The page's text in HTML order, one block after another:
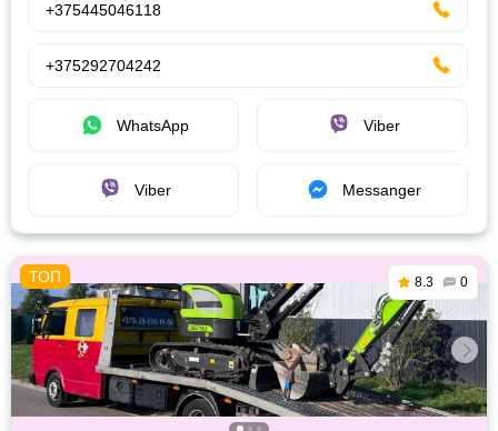
+375445046118
+375292704242
WhatsApp Viber
Viber Messanger
8.3 0